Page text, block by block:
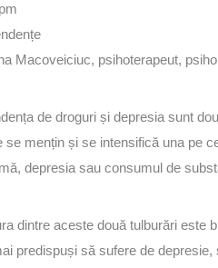
Macoveiciuc, psihoterapeut,
de droguri și depresia sunt
se mențin și se intensifică una pe
depresia sau consumul de
dintre aceste două tulburări este
predispuși să sufere de depresie,